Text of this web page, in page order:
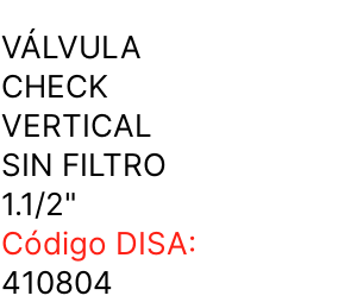
VÁLVULA
CHECK
VERTICAL
SIN FILTRO
1.1/2"
Código DISA:
410804